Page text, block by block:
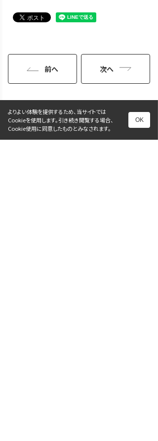
前へ 次へ
一覧に戻る
よりよい体験を提供するため、当サイトでは
Cookieを使用します。引き続き閲覧する場合、
Cookie使用に同意したものとみなされます。
OK